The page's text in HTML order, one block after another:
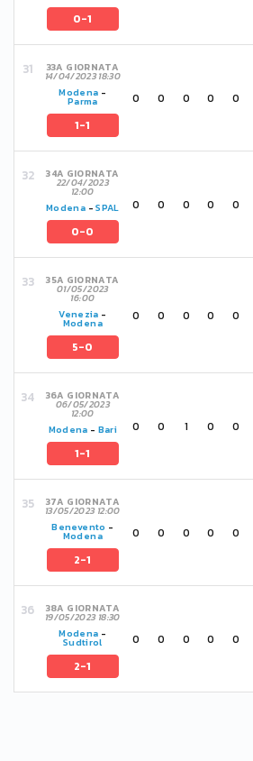
0-1
33A GIORNATA
14/04/2023 18:30
Modena -
Parma
1-1
0 0 0 0 0
34A GIORNATA
22/04/2023
12:00
Modena -SPAL
0-0
0 0 0 0 0
35A GIORNATA
01/05/2023
16:00
Venezia -
Modena
5-0
0 0 0 0 0
36A GIORNATA
06/05/2023
12:00
Modena - Bari
1-1
0 0 1 0 0
37A GIORNATA
13/05/2023 12:00
Benevento -
Modena
2-1
0 0 0 0 0
38A GIORNATA
19/05/2023 18:30
Modena -
Sudtirol
2-1
0 0 0 0 0